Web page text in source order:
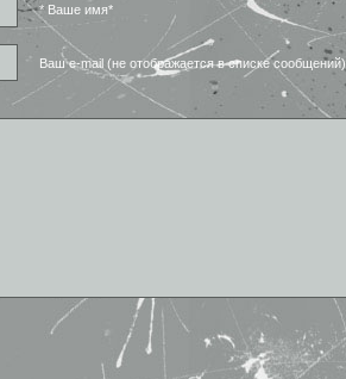
* Ваше имя*
Ваш e-mail (не отображается в списке сообщений)